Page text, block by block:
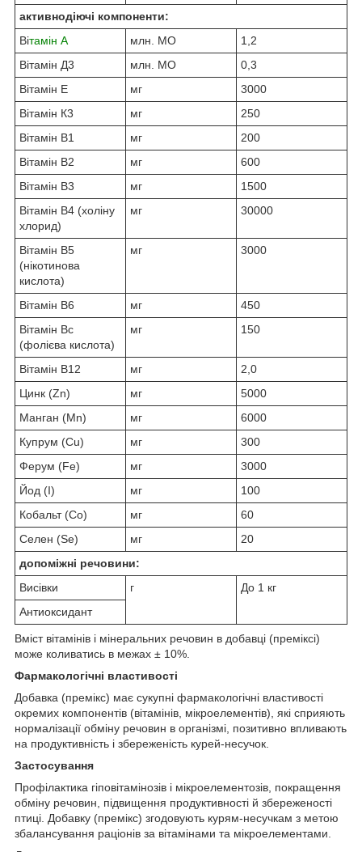
активнодіючі компоненти:
Вітамін А млн. МО
1,2
Вітамін Д3 млн. МО
0,3
Вітамін Е
мг
3000
Вітамін К3 мг
250
Вітамін В1 мг
200
Вітамін В2 мг
600
Вітамін В3 мг
1500
Вітамін В4 (холіну
хлорид)
мг 30000
Вітамін В5
(нікотинова
кислота)
мг 3000
Вітамін В6 мг
450
Вітамін Вс
(фолієва кислота)
мг 150
Вітамін В12 мг
2,0
Цинк (Zn)
мг
5000
Манган (Mn)
мг
6000
Купрум (Сu)
мг
300
Ферум (Fe)
мг
3000
Йод (I)
мг
100
Кобальт (Co)
мг
60
Селен (Se)
мг
20
допоміжні речовини:
Висівки
г
До 1 кг
Антиоксидант
Вміст вітамінів і мінеральних речовин в добавці (преміксі)
може коливатись в межах ± 10%.
Фармакологічні властивості
Добавка (премікс) має сукупні фармакологічні властивості
окремих компонентів (вітамінів, мікроелементів), які сприяють
нормалізації обміну речовин в організмі, позитивно впливають
на продуктивність і збереженість курей-несучок.
Застосування
Профілактика гіповітамінозів і мікроелементозів, покращення
обміну речовин, підвищення продуктивності й збереженості
птиці. Добавку (премікс) згодовують курям-несучкам з метою
збалансування раціонів за вітамінами та мікроелементами.